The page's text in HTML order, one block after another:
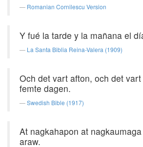
Romanian Cornilescu Version
Y fué la tarde y la mañana el
La Santa Biblia Reina-Valera (1909)
Och det vart afton, och det
femte dagen.
Swedish Bible (1917)
At nagkahapon at
araw.